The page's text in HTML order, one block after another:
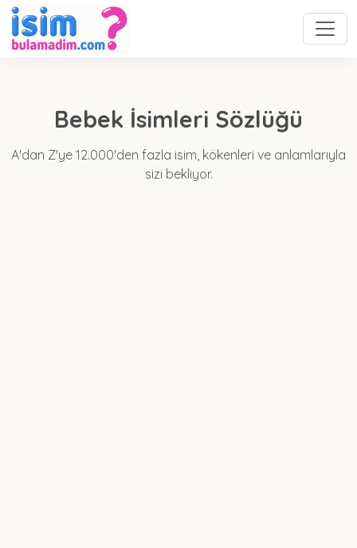
Bebek İsimleri Sözlüğü
A'dan Z'ye 12.000'den fazla isim, kökenleri ve anlamlarıyla
sizi bekliyor.